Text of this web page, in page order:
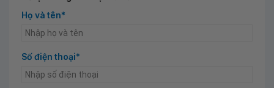
Họ và tên*
Số điện thoại*